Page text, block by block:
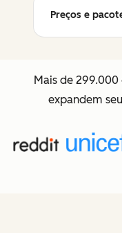
Preços e
Mais de 299.000
expandem